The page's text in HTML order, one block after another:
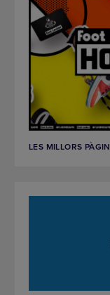
LES MILLORS